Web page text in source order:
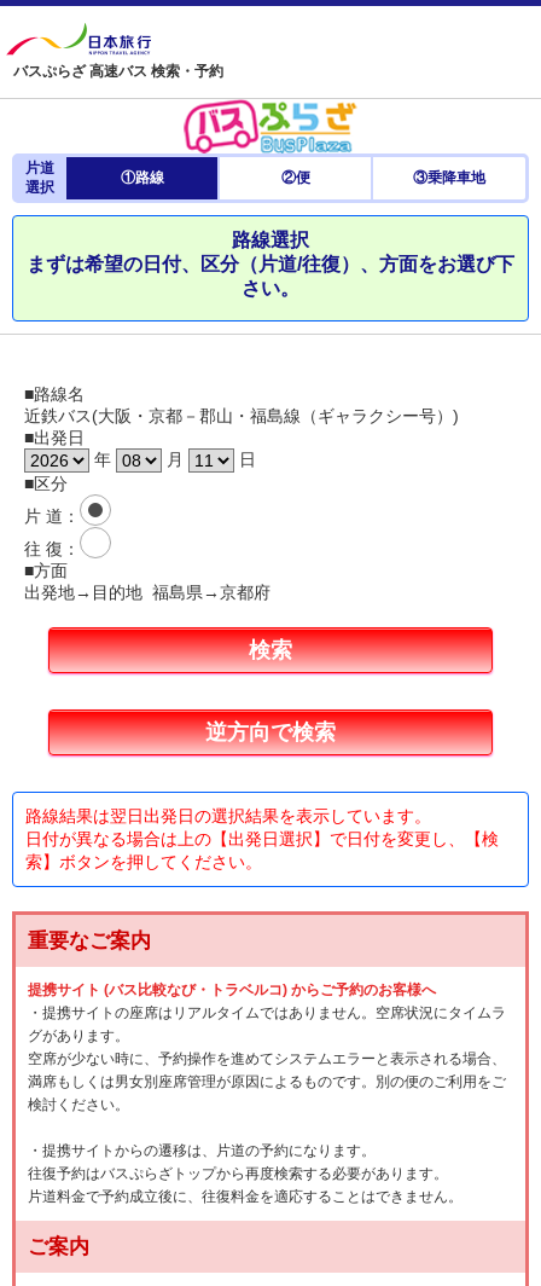
バスぷらざ 高速バス 検索・予約
片道
選択
①路線 ②便 ③乗降車地
路線選択
まずは希望の日付、区分（片道/往復）、方面をお選び下
さい。
■路線名
近鉄バス(大阪・京都－郡山・福島線（ギャラクシー号）)
■出発日
年
月
日
■区分
片 道 ：
往 復 ：
■方面
出発地→目的地 福島県→京都府
路線結果は翌日出発日の選択結果を表示しています。
日付が異なる場合は上の【出発日選択】で日付を変更し、【検
索】ボタンを押してください。
重要なご案内
提携サイト (バス比較なび・トラベルコ) からご予約のお客様へ
・提携サイトの座席はリアルタイムではありません。空席状況にタイムラ
グがあります。
空席が少ない時に、予約操作を進めてシステムエラーと表示される場合、
満席もしくは男女別座席管理が原因によるものです。別の便のご利用をご
検討ください。
・提携サイトからの遷移は、片道の予約になります。
往復予約はバスぷらざトップから再度検索する必要があります。
片道料金で予約成立後に、往復料金を適応することはできません。
ご案内